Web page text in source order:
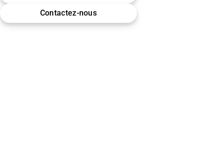
Contactez-nous
Omra (Umrah) · Hajj
Encadrement & accompagnement